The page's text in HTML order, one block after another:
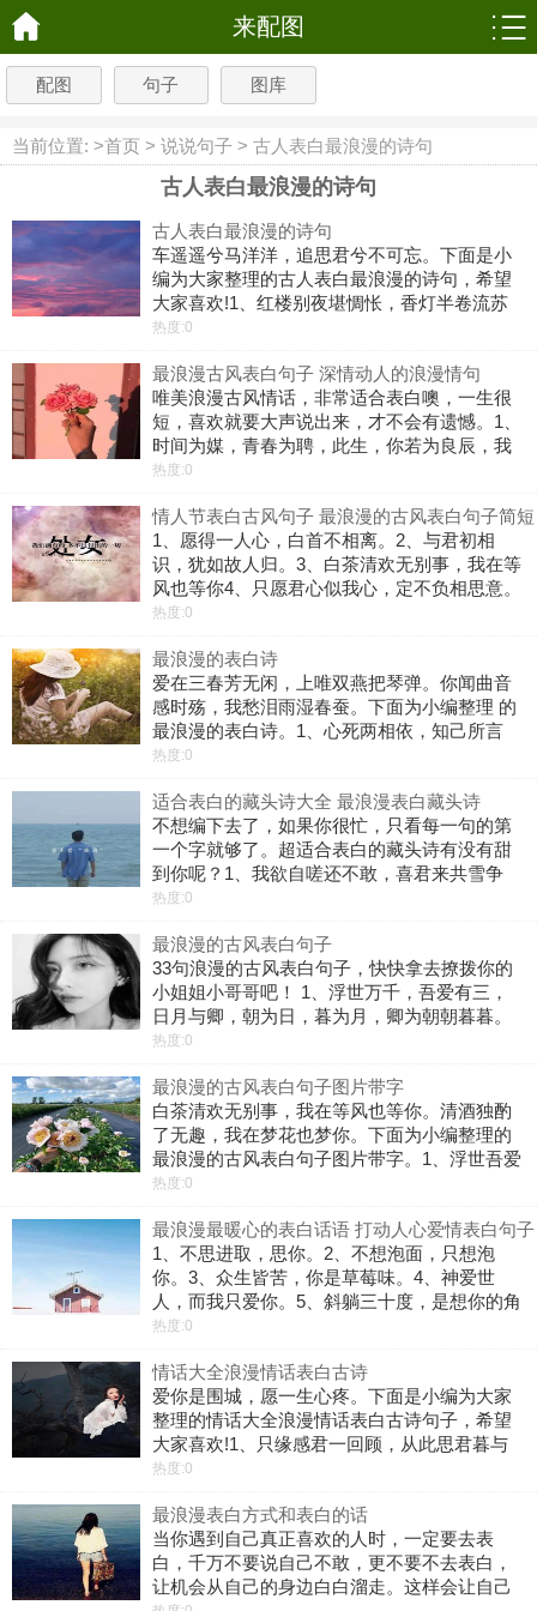
来配图
配图 句子 图库
当前位置: >首页 > 说说句子 > 古人表白最浪漫的诗句
古人表白最浪漫的诗句
古人表白最浪漫的诗句
车遥遥兮马洋洋，追思君兮不可忘。下面是小
编为大家整理的古人表白最浪漫的诗句，希望
大家喜欢!1、红楼别夜堪惆怅，香灯半卷流苏
帐。2、风追落叶叶追尘，彩云追月月自明。
归落雁后，思发在花前。5、天涯地角
热度:0
最浪漫古风表白句子 深情动人的浪漫情句
唯美浪漫古风情话，非常适合表白噢，一生很
短，喜欢就要大声说出来，才不会有遗憾。1、
时间为媒，青春为聘，此生，你若为良辰，我
愿当美景。2、我不要这世间的繁华，你就是我
天下崩塌，寄人篱下，也要护你一世
热度:0
情人节表白古风句子 最浪漫的古风表白句子简短
1、愿得一人心，白首不相离。2、与君初相
识，犹如故人归。3、白茶清欢无别事，我在等
风也等你4、只愿君心似我心，定不负相思意。
5、一生一世一双人，半醉半醒半浮生。6、玲
木有枝，心悦君兮君不知。8、愿
热度:0
最浪漫的表白诗
爱在三春芳无闲，上唯双燕把琴弹。你闻曲音
感时殇，我愁泪雨湿春蚕。下面为小编整理 的
最浪漫的表白诗。1、心死两相依，知己所言
真，人在尔旁站，饥饿去无食，故人想永共，
行间，那百转牵肠的五百香卷。只等，
热度:0
适合表白的藏头诗大全 最浪漫表白藏头诗
不想编下去了，如果你很忙，只看每一句的第
一个字就够了。超适合表白的藏头诗有没有甜
到你呢？1、我欲自嗟还不敢，喜君来共雪争
明，欢伯便同分玉髓，你若今生心不悟。2、我
思远，你影如风浮心头。3、我爱攀岩登
热度:0
最浪漫的古风表白句子
33句浪漫的古风表白句子，快快拿去撩拨你的
小姐姐小哥哥吧！ 1、浮世万千，吾爱有三，
日月与卿，朝为日，暮为月，卿为朝朝暮暮。
2、我不要这世间的繁华，你就是我的天下。此
寄人篱下，也要护你一世韶华。
热度:0
最浪漫的古风表白句子图片带字
白茶清欢无别事，我在等风也等你。清酒独酌
了无趣，我在梦花也梦你。下面为小编整理的
最浪漫的古风表白句子图片带字。1、浮世吾爱
有日、月与卿。日为朝，月为暮，卿为朝朝暮
否具体?山川，江流，烟袅湖泊。可否
热度:0
最浪漫最暖心的表白话语 打动人心爱情表白句子
1、不思进取，思你。2、不想泡面，只想泡
你。3、众生皆苦，你是草莓味。4、神爱世
人，而我只爱你。5、斜躺三十度，是想你的角
度。6、你是我所有心动和欢呼雀跃。7、好想
想跟你谈一下。9、今夜我不关心人
热度:0
情话大全浪漫情话表白古诗
爱你是围城，愿一生心疼。下面是小编为大家
整理的情话大全浪漫情话表白古诗句子，希望
大家喜欢!1、只缘感君一回顾，从此思君暮与
朝。2、夜清清，月凄凄，佳人那头惹人惜。
相见争如不见，有情何似无情。5、我
热度:0
最浪漫表白方式和表白的话
当你遇到自己真正喜欢的人时，一定要去表
白，千万不要说自己不敢，更不要不去表白，
让机会从自己的身边白白溜走。这样会让自己